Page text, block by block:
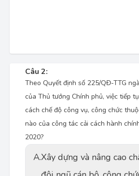
Câu 2:
Theo Quyết định số 225/QĐ-TTG
của Thủ tướng Chính phủ, việc tiếp
cách chế độ công vụ, công chức
nào của công tác cải cách hành
2020?
A.Xây dựng và nâng cao